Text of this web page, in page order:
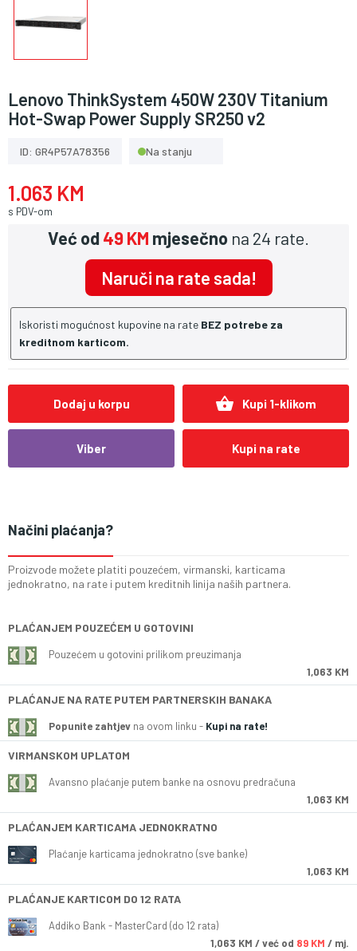
Lenovo ThinkSystem 450W 230V Titanium
Hot-Swap Power Supply SR250 v2
ID: GR4P57A78356 Na stanju
1.063 KM
s PDV-om
Već od49 KM mjesečno na 24 rate.
Naruči na rate sada!
Iskoristi mogućnost kupovine na rate BEZ potrebe za
kreditnom karticom.
Dodaj u korpu shopping_basket Kupi 1-klikom
Viber Kupi na rate
Načini plaćanja?
Proizvode možete platiti pouzećem, virmanski, karticama
jednokratno, na rate i putem kreditnih linija naših partnera.
PLAĆANJEM POUZEĆEM U GOTOVINI
Pouzećem u gotovini prilikom preuzimanja
1,063 KM
PLAĆANJE NA RATE PUTEM PARTNERSKIH BANAKA
Popunite zahtjev na ovom linku - Kupi na rate!
VIRMANSKOM UPLATOM
Avansno plaćanje putem banke na osnovu predračuna
1,063 KM
PLAĆANJEM KARTICAMA JEDNOKRATNO
Plaćanje karticama jednokratno (sve banke)
1,063 KM
PLAĆANJE KARTICOM DO 12 RATA
Addiko Bank - MasterCard (do 12 rata)
1,063 KM / već od 89 KM / mj.